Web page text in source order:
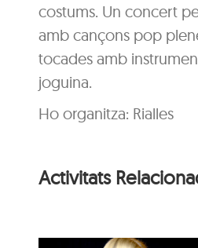
costums. Un concert
amb cançons pop
tocades amb
joguina.
Ho organitza: Rialles
Activitats